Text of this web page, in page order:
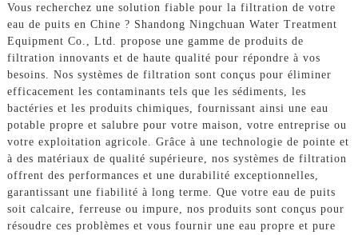
Vous recherchez une solution fiable pour la filtration de votre
eau de puits en Chine ? Shandong Ningchuan Water Treatment
Equipment Co., Ltd. propose une gamme de produits de
filtration innovants et de haute qualité pour répondre à vos
besoins. Nos systèmes de filtration sont conçus pour éliminer
efficacement les contaminants tels que les sédiments, les
bactéries et les produits chimiques, fournissant ainsi une eau
potable propre et salubre pour votre maison, votre entreprise ou
votre exploitation agricole. Grâce à une technologie de pointe et
à des matériaux de qualité supérieure, nos systèmes de filtration
offrent des performances et une durabilité exceptionnelles,
garantissant une fiabilité à long terme. Que votre eau de puits
soit calcaire, ferreuse ou impure, nos produits sont conçus pour
résoudre ces problèmes et vous fournir une eau propre et pure